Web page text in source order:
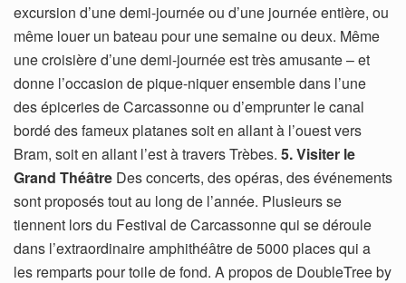
excursion d’une demi-journée ou d’une journée entière, ou
même louer un bateau pour une semaine ou deux. Même
une croisière d’une demi-journée est très amusante – et
donne l’occasion de pique-niquer ensemble dans l’une
des épiceries de Carcassonne ou d’emprunter le canal
bordé des fameux platanes soit en allant à l’ouest vers
Bram, soit en allant l’est à travers Trèbes. 5. Visiter le
Grand Théâtre Des concerts, des opéras, des événements
sont proposés tout au long de l’année. Plusieurs se
tiennent lors du Festival de Carcassonne qui se déroule
dans l’extraordinaire amphithéâtre de 5000 places qui a
les remparts pour toile de fond. A propos de DoubleTree by